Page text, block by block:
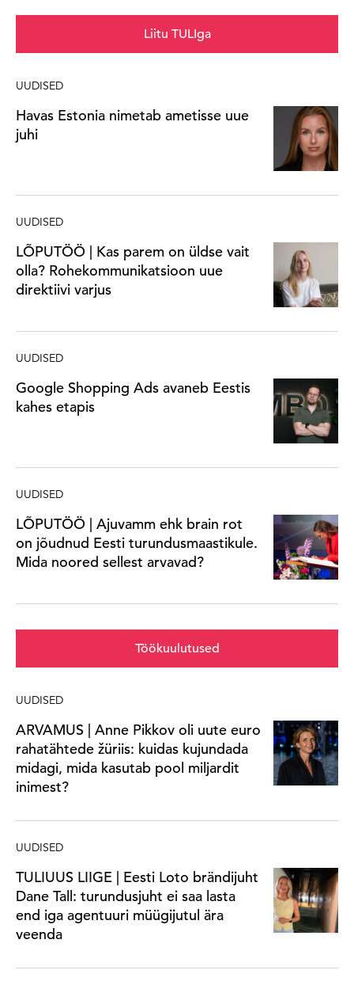
Liitu TULIga
UUDISED
Havas Estonia nimetab ametisse uue
juhi
UUDISED
LÕPUTÖÖ | Kas parem on üldse vait
olla? Rohekommunikatsioon uue
direktiivi varjus
UUDISED
Google Shopping Ads avaneb Eestis
kahes etapis
UUDISED
LÕPUTÖÖ | Ajuvamm ehk brain rot
on jõudnud Eesti turundusmaastikule.
Mida noored sellest arvavad?
Töökuulutused
UUDISED
ARVAMUS | Anne Pikkov oli uute euro
rahatähtede žüriis: kuidas kujundada
midagi, mida kasutab pool miljardit
inimest?
UUDISED
TULIUUS LIIGE | Eesti Loto brändijuht
Dane Tall: turundusjuht ei saa lasta
end iga agentuuri müügijutul ära
veenda